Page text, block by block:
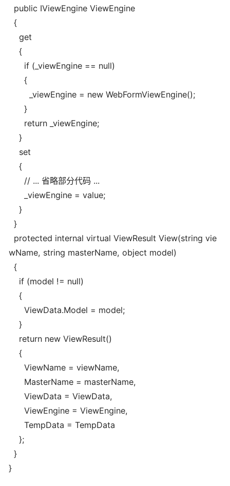
public IViewEngine ViewEngine
{
get
{
if (_viewEngine == null)
{
_viewEngine = new WebFormViewEngine();
}
return _viewEngine;
}
set
{
// ... 省略部分代码 ...
_viewEngine = value;
}
}
protected internal virtual ViewResult View(string vie
wName, string masterName, object model)
{
if (model != null)
{
ViewData.Model = model;
}
return new ViewResult()
{
ViewName = viewName,
MasterName = masterName,
ViewData = ViewData,
ViewEngine = ViewEngine,
TempData = TempData
};
}
}